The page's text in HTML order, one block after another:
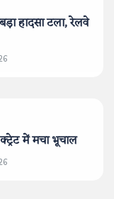
हादसा टला, रेलवे
में मचा भूचाल